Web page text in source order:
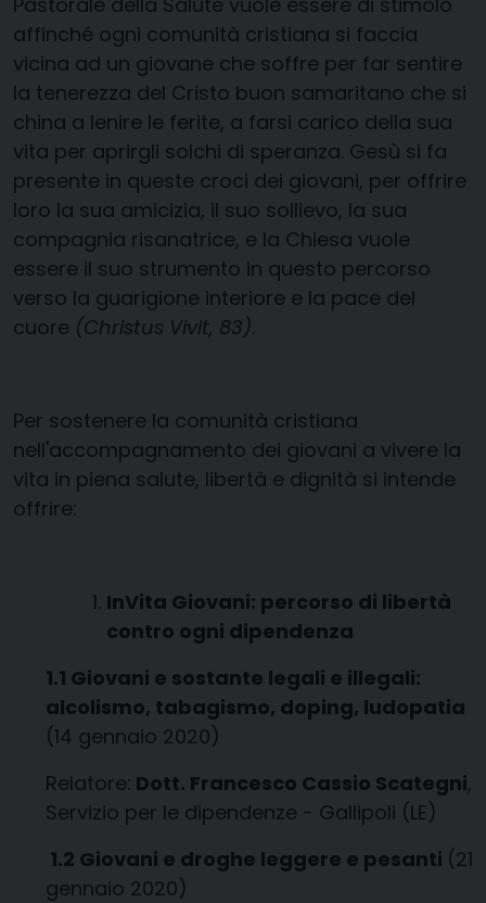
affinché ogni comunità cristiana si faccia
vicina ad un giovane che soffre per far sentire
la tenerezza del Cristo buon samaritano che si
china a lenire le ferite, a farsi carico della sua
vita per aprirgli solchi di speranza. Gesù si fa
presente in queste croci dei giovani, per offrire
loro la sua amicizia, il suo sollievo, la sua
compagnia risanatrice, e la Chiesa vuole
essere il suo strumento in questo percorso
verso la guarigione interiore e la pace del
cuore (Christus Vivit, 83).
Per sostenere la comunità cristiana
nell'accompagnamento dei giovani a vivere la
vita in piena salute, libertà e dignità si intende
offrire:
InVita Giovani: percorso di libertà
contro ogni dipendenza
1.1 Giovani e sostante legali e illegali:
alcolismo, tabagismo, doping, ludopatia
(14 gennaio 2020)
Relatore: Dott. Francesco Cassio Scategni,
Servizio per le dipendenze - Gallipoli (LE)
1.2 Giovani e droghe leggere e pesanti (21
gennaio 2020)